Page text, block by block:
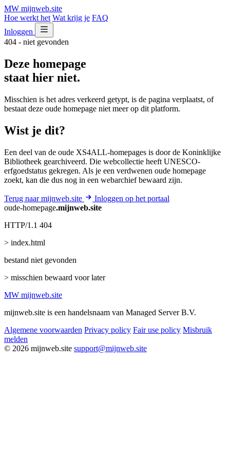
MW mijnweb.site
Hoe werkt het Wat krijg je FAQ
Inloggen
404 - niet gevonden
Deze homepage
staat hier niet.
Misschien is het adres verkeerd getypt, is de pagina verplaatst, of
bestaat deze oude homepage niet meer op dit platform.
Wist je dit?
Een deel van de oude XS4ALL-homepages is door de Koninklijke
Bibliotheek gearchiveerd. Die webcollectie heeft UNESCO-
erfgoedstatus gekregen. Als je een verdwenen oude homepage
zoekt, kan die dus nog in een webarchief bewaard zijn.
Terug naar mijnweb.site
Inloggen op het portaal
oude-homepage.mijnweb.site
HTTP/1.1 404
> index.html
bestand niet gevonden
> misschien bewaard voor later
MW mijnweb.site
mijnweb.site is een handelsnaam van Managed Server B.V.
Algemene voorwaarden Privacy policy Fair use policy Misbruik
melden
© 2026 mijnweb.site support@mijnweb.site